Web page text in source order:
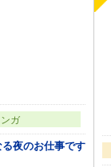
ガ
夜のお仕事です